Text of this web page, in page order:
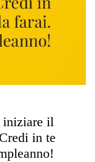
iniziare il
in te